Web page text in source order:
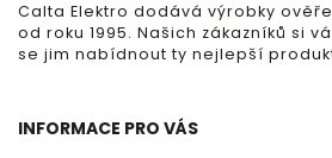
Calta Elektro dodává výrobky
od roku 1995. Našich zákazníků si
se jim nabídnout ty nejlepší
INFORMACE PRO VÁS